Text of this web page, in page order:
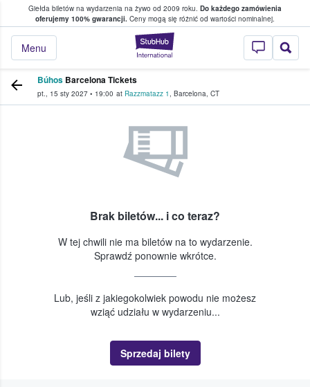
Giełda biletów na wydarzenia na żywo od 2009 roku. Do każdego zamówienia
oferujemy 100% gwarancji. Ceny mogą się różnić od wartości nominalnej.
StubHub —
Menu
w którym fani i kibice kupują i
Búhos Barcelona Tickets
pt., 15 sty 2027 • 19:00 at Razzmatazz 1, Barcelona, CT
Brak biletów... i co teraz?
W tej chwili nie ma biletów na to wydarzenie.
Sprawdź ponownie wkrótce.
Lub, jeśli z jakiegokolwiek powodu nie możesz
wziąć udziału w wydarzeniu...
Sprzedaj bilety